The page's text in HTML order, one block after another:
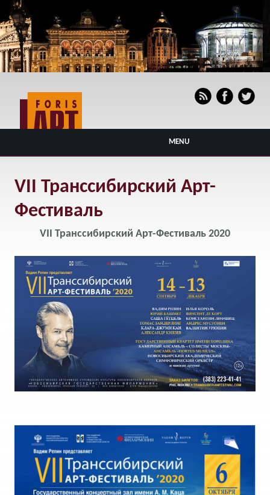
MENU
VII Транссибирский Арт-
Фестиваль
VII Транссибирский Арт-Фестиваль 2020